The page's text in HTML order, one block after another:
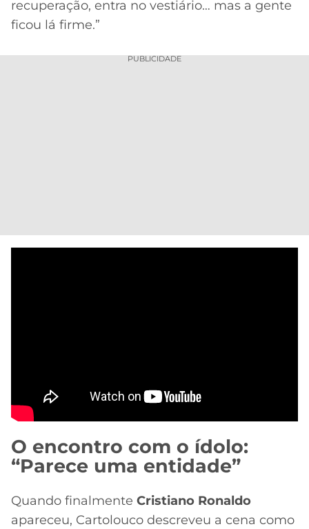
recuperação, entra no vestiário… mas a gente
ficou lá firme.”
PUBLICIDADE
O encontro com o ídolo:
“Parece uma entidade”
Quando finalmente Cristiano Ronaldo
apareceu, Cartolouco descreveu a cena como